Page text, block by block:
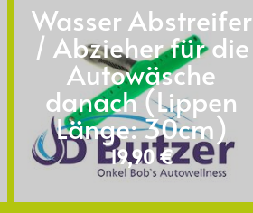
Wasser Abstreifer
/ Abzieher für die
Autowäsche
danach (Lippen
Länge: 30cm)
19,90€